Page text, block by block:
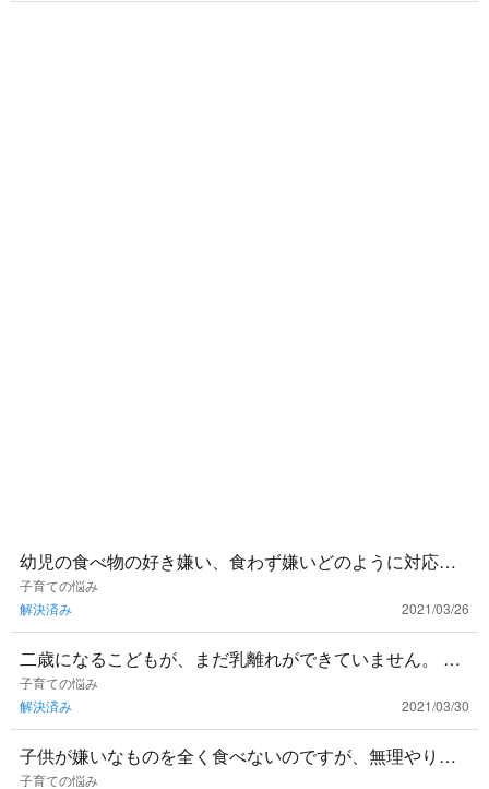
幼児の食べ物の好き嫌い、食わず嫌いどのように対応し
てますか？嫌いなものは食べなくて良いとしています
か？一口だけでも食べる
子育ての悩み
解決済み
2021/03/26
二歳になるこどもが、まだ乳離れができていません。 無
理にでも止めた方がいいでしょうか？ #断乳
子育ての悩み
解決済み
2021/03/30
子供が嫌いなものを全く食べないのですが、無理やりで
も食べさせるべきでしょうか？種類はそんなに多くない
子育ての悩み